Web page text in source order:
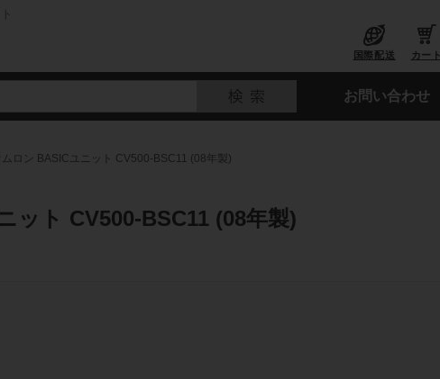
国際配送 カート
お問い合わせ
ムロン BASICユニット CV500-BSC11 (08年製)
ット CV500-BSC11 (08年製)